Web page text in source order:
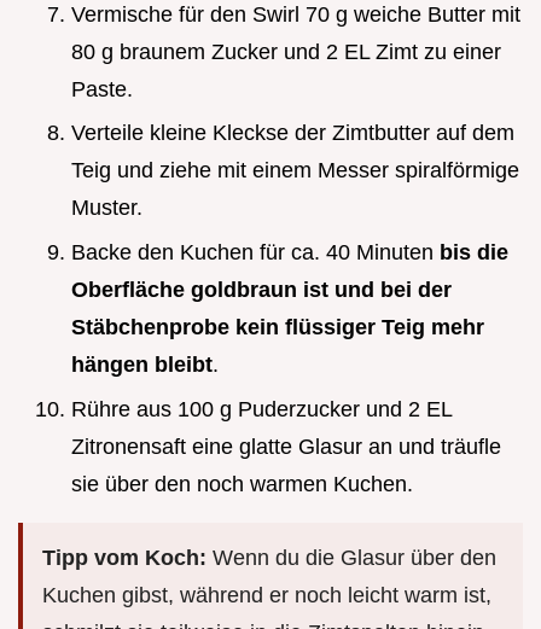
Vermische für den Swirl 70 g weiche Butter mit
80 g braunem Zucker und 2 EL Zimt zu einer
Paste.
Verteile kleine Kleckse der Zimtbutter auf dem
Teig und ziehe mit einem Messer spiralförmige
Muster.
Backe den Kuchen für ca. 40 Minuten bis die
Oberfläche goldbraun ist und bei der
Stäbchenprobe kein flüssiger Teig mehr
hängen bleibt.
Rühre aus 100 g Puderzucker und 2 EL
Zitronensaft eine glatte Glasur an und träufle
sie über den noch warmen Kuchen.
Tipp vom Koch: Wenn du die Glasur über den
Kuchen gibst, während er noch leicht warm ist,